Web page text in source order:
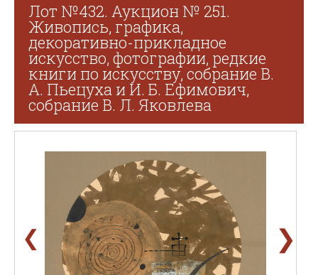
Лот №432. Аукцион № 251.
Живопись, графика,
декоративно-прикладное
искусство, фотографии, редкие
книги по искусству, собрание В.
А. Пьецуха и И. Б. Ефимович,
собрание В. Л. Яковлева
❮ ❯